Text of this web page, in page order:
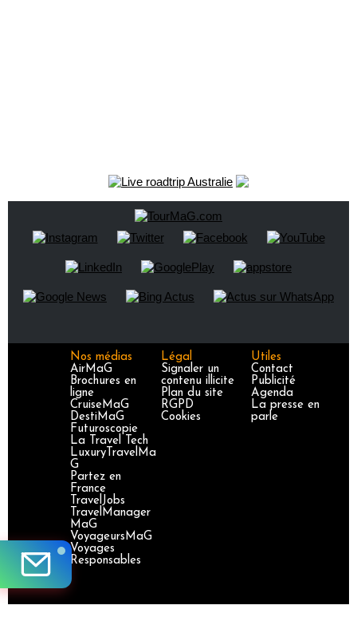
Nos médias
AirMaG
Brochures en
ligne
CruiseMaG
DestiMaG
Futuroscopie
La Travel Tech
LuxuryTravelMa
G
Partez en
France
TravelJobs
TravelManager
MaG
VoyageursMaG
Voyages
Responsables
Légal
Signaler un
contenu illicite
Plan du site
RGPD
Cookies
Utiles
Contact
Publicité
Agenda
La presse en
parle